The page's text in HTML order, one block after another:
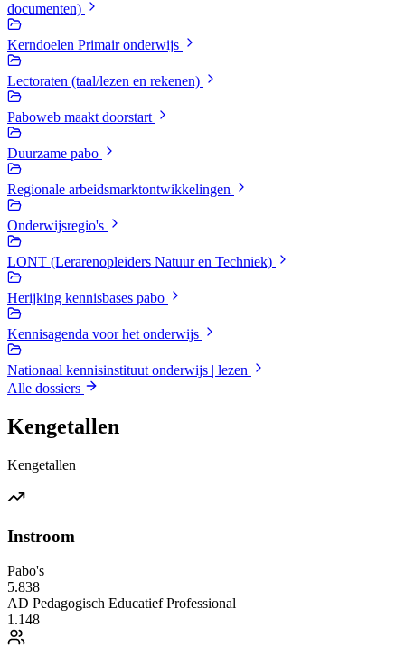
documenten)
Kerndoelen Primair onderwijs
Lectoraten (taal/lezen en rekenen)
Paboweb maakt doorstart
Duurzame pabo
Regionale arbeidsmarktontwikkelingen
Onderwijsregio's
LONT (Lerarenopleiders Natuur en Techniek)
Herijking kennisbases pabo
Kennisagenda voor het onderwijs
Nationaal kennisinstituut onderwijs | lezen
Alle dossiers
Kengetallen
Kengetallen
Instroom
Pabo's
5.838
AD Pedagogisch Educatief Professional
1.148